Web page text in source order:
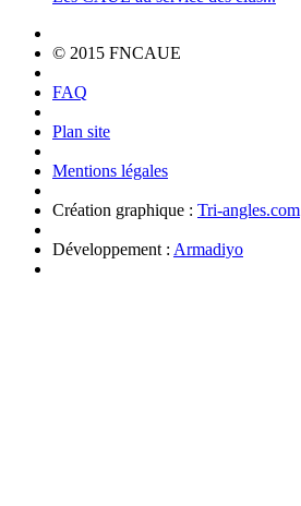
© 2015 FNCAUE
FAQ
Plan site
Mentions légales
Création graphique : Tri-angles.com
Développement : Armadiyo